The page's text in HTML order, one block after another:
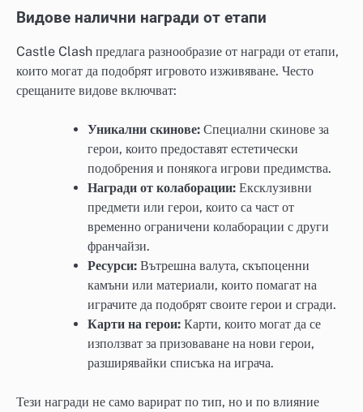
Видове налични награди от етапи
Castle Clash предлага разнообразие от награди от етапи,
които могат да подобрят игровото изживяване. Често
срещаните видове включват:
Уникални скинове: Специални скинове за
герои, които предоставят естетически
подобрения и понякога игрови предимства.
Награди от колаборации: Ексклузивни
предмети или герои, които са част от
временно ограничени колаборации с други
франчайзи.
Ресурси: Вътрешна валута, скъпоценни
камъни или материали, които помагат на
играчите да подобрят своите герои и сгради.
Карти на герои: Карти, които могат да се
използват за призоваване на нови герои,
разширявайки списъка на играча.
Тези награди не само варират по тип, но и по влияние